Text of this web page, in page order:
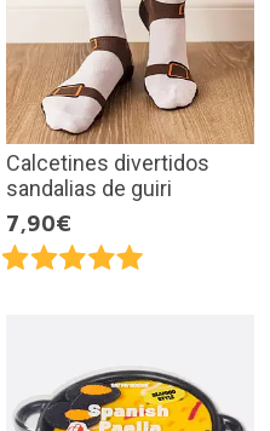
Calcetines divertidos
sandalias de guiri
7,90€